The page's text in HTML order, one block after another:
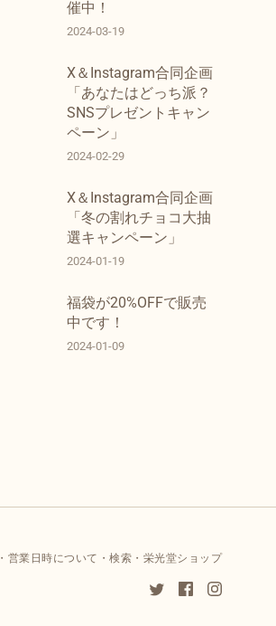
催中！
2024-03-19
X＆Instagram合同企画
「あなたはどっち派？
SNSプレゼントキャン
ペーン」
2024-02-29
X＆Instagram合同企画
「冬の割れチョコ大抽
選キャンペーン」
2024-01-19
福袋が20%OFFで販売
中です！
2024-01-09
営業日時について 検索 栄光堂ショップ